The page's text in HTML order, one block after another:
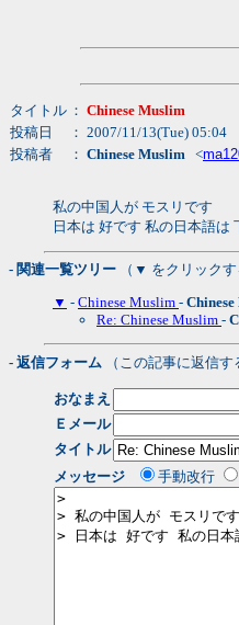
タイトル ： Chinese Muslim
投稿日
： 2007/11/13(Tue) 05:04
投稿者
： Chinese Muslim <
私の中国人が モスリです
日本は 好です 私の日本語は
- 関連一覧ツリー （▼ をクリックす
▼ - Chinese Muslim -
Re: Chinese Muslim -
- 返信フォーム （この記事に返信
おなまえ
Ｅメール
タイトル
メッセージ
手動改行